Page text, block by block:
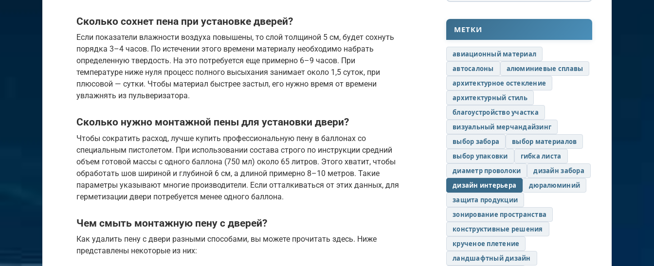
Сколько сохнет пена при установке дверей?
Если показатели влажности воздуха повышены, то слой толщиной 5 см, будет сохнуть
порядка 3–4 часов. По истечении этого времени материалу необходимо набрать
определенную твердость. На это потребуется еще примерно 6–9 часов. При
температуре ниже нуля процесс полного высыхания занимает около 1,5 суток, при
плюсовой — сутки. Чтобы материал быстрее застыл, его нужно время от времени
увлажнять из пульверизатора.
Сколько нужно монтажной пены для установки двери?
Чтобы сократить расход, лучше купить профессиональную пену в баллонах со
специальным пистолетом. При использовании состава строго по инструкции средний
объем готовой массы с одного баллона (750 мл) около 65 литров. Этого хватит, чтобы
обработать шов шириной и глубиной 6 см, а длиной примерно 8–10 метров. Такие
параметры указывают многие производители. Если отталкиваться от этих данных, для
герметизации двери потребуется менее одного баллона.
Чем смыть монтажную пену с дверей?
Как удалить пену с двери разными способами, вы можете прочитать здесь. Ниже
представлены некоторые из них:
МЕТКИ
авиационный материал
автосалоны
алюминиевые сплавы
архитектурное остекление
архитектурный стиль
благоустройство участка
визуальный мерчандайзинг
выбор забора
выбор материалов
выбор упаковки
гибка листа
диаметр проволоки
дизайн забора
дизайн интерьера
дюралюминий
защита продукции
зонирование пространства
конструктивные решения
крученое плетение
ландшафтный дизайн